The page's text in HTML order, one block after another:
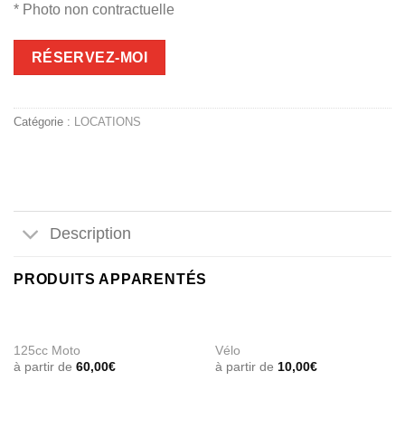
* Photo non contractuelle
RÉSERVEZ-MOI
Catégorie : LOCATIONS
Description
PRODUITS APPARENTÉS
125cc Moto
à partir de 60,00€
Vélo
à partir de 10,00€